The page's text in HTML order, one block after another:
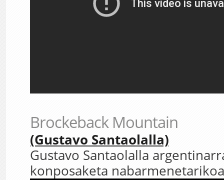
Brockeback Mountain
(Gustavo Santaolalla)
Gustavo Santaolalla
konposaketa